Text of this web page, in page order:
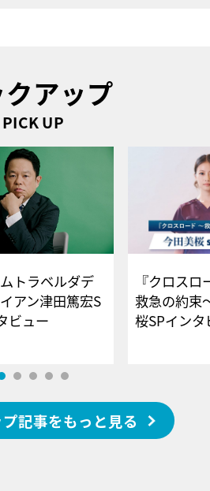
クアップ
PICK UP
ムトラベルダデ
アン津田篤宏S
タビュー
『クロス
救急の約束
桜SPイ
記事をもっと見る